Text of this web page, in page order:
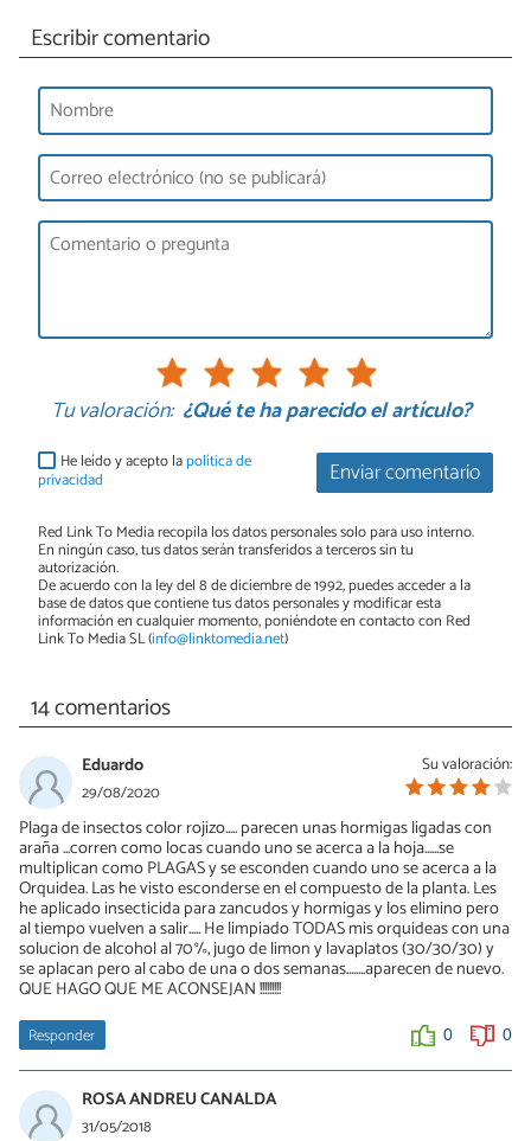
Escribir comentario
Tu valoración: ¿Qué te ha parecido el artículo?
Enviar comentario
He leído y acepto lapolítica de
privacidad
Red Link To Media recopila los datos personales solo para uso interno.
En ningún caso, tus datos serán transferidos a terceros sin tu
autorización.
De acuerdo con la ley del 8 de diciembre de 1992, puedes acceder a la
base de datos que contiene tus datos personales y modificar esta
información en cualquier momento, poniéndote en contacto con Red
Link To Media SL (info@linktomedia.net)
14 comentarios
Su valoración:
Eduardo
29/08/2020
Plaga de insectos color rojizo..... parecen unas hormigas ligadas con
araña ...corren como locas cuando uno se acerca a la hoja......se
multiplican como PLAGAS y se esconden cuando uno se acerca a la
Orquidea. Las he visto esconderse en el compuesto de la planta. Les
he aplicado insecticida para zancudos y hormigas y los elimino pero
al tiempo vuelven a salir..... He limpiado TODAS mis orquideas con una
solucion de alcohol al 70%, jugo de limon y lavaplatos (30/30/30) y
se aplacan pero al cabo de una o dos semanas........aparecen de nuevo.
QUE HAGO QUE ME ACONSEJAN !!!!!!!!!
Responder 0 0
ROSA ANDREU CANALDA
31/05/2018